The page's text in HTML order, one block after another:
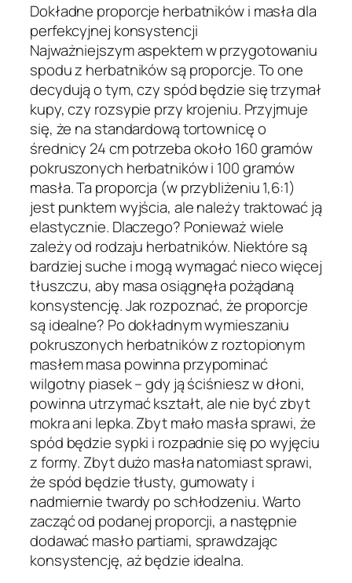
Dokładne proporcje herbatników i masła dla
perfekcyjnej konsystencji
Najważniejszym aspektem w przygotowaniu
spodu z herbatników są proporcje. To one
decydują o tym, czy spód będzie się trzymał
kupy, czy rozsypie przy krojeniu. Przyjmuje
się, że na standardową tortownicę o
średnicy 24 cm potrzeba około 160 gramów
pokruszonych herbatników i 100 gramów
masła. Ta proporcja (w przybliżeniu 1,6:1)
jest punktem wyjścia, ale należy traktować ją
elastycznie. Dlaczego? Ponieważ wiele
zależy od rodzaju herbatników. Niektóre są
bardziej suche i mogą wymagać nieco więcej
tłuszczu, aby masa osiągnęła pożądaną
konsystencję. Jak rozpoznać, że proporcje
są idealne? Po dokładnym wymieszaniu
pokruszonych herbatników z roztopionym
masłem masa powinna przypominać
wilgotny piasek – gdy ją ściśniesz w dłoni,
powinna utrzymać kształt, ale nie być zbyt
mokra ani lepka. Zbyt mało masła sprawi, że
spód będzie sypki i rozpadnie się po wyjęciu
z formy. Zbyt dużo masła natomiast sprawi,
że spód będzie tłusty, gumowaty i
nadmiernie twardy po schłodzeniu. Warto
zacząć od podanej proporcji, a następnie
dodawać masło partiami, sprawdzając
konsystencję, aż będzie idealna.